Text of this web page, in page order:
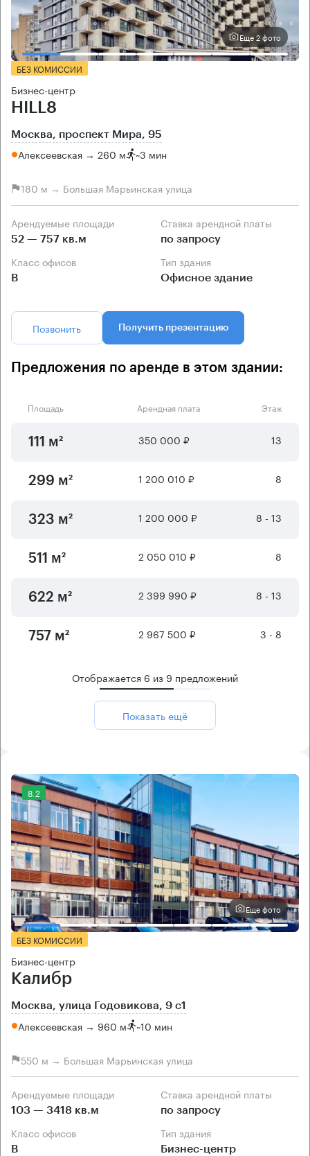
Еще 2 фото
БЕЗ КОМИССИИ
Бизнес-центр
HILL8
Москва, проспект Мира, 95
Алексеевская → 260 м ~3 мин
180 м → Большая Марьинская улица
Арендуемые площади
52 — 757 кв.м
Ставка арендной платы
по запросу
Класс офисов
B
Тип здания
Офисное здание
Позвонить Получить презентацию
Предложения по аренде в этом здании:
Площадь Арендная плата Этаж
111 м² 350 000 ₽ 13
299 м² 1 200 010 ₽ 8
323 м² 1 200 000 ₽ 8 - 13
511 м² 2 050 010 ₽ 8
622 м² 2 399 990 ₽ 8 - 13
757 м² 2 967 500 ₽ 3 - 8
Отображается 6 из 9 предложений
Показать ещё
8.2
Еще фото
БЕЗ КОМИССИИ
Бизнес-центр
Калибр
Москва, улица Годовикова, 9 с1
Алексеевская → 960 м ~10 мин
550 м → Большая Марьинская улица
Арендуемые площади
103 — 3418 кв.м
Ставка арендной платы
по запросу
Класс офисов
B
Тип здания
Бизнес-центр